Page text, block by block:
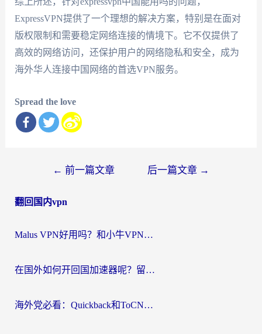
ExpressVPN提供了一个理想的解决方案，特别是在面对
版权限制和需要稳定网络连接的情境下。它不仅提供了
高效的网络访问，还保护用户的网络隐私和安全，成为
海外华人连接中国网络的首选VPN服务。
Spread the love
导
← 前一篇文章 后一篇文章 →
翻回国内vpn
Malus VPN好用吗？和小牛VPN对比哪个回国效果更好？海外党亲测实用指南
在国外如何开回国加速器呢？留学生亲测的无缝访问国内资源指南
海外党必看：Quickback和ToCN好用吗？3分钟选对回国加速器的实用指南